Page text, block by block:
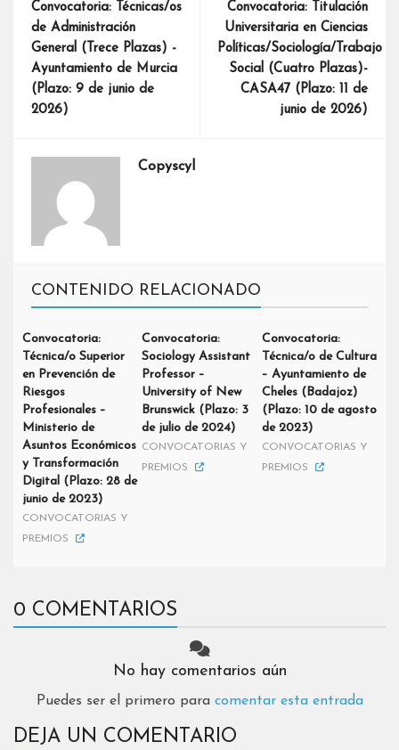
Convocatoria: Técnicas/os
de Administración
General (Trece Plazas) -
Ayuntamiento de Murcia
(Plazo: 9 de junio de
2026)
Convocatoria: Titulación
Universitaria en Ciencias
Políticas/Sociología/Trabajo
Social (Cuatro Plazas)-
CASA47 (Plazo: 11 de
junio de 2026)
Copyscyl
CONTENIDO RELACIONADO
Convocatoria:
Técnica/o Superior
en Prevención de
Riesgos
Profesionales –
Ministerio de
Asuntos Económicos
y Transformación
Digital (Plazo: 28 de
junio de 2023)
CONVOCATORIAS Y
PREMIOS
Convocatoria:
Sociology Assistant
Professor –
University of New
Brunswick (Plazo: 3
de julio de 2024)
CONVOCATORIAS Y
PREMIOS
Convocatoria:
Técnica/o de Cultura
– Ayuntamiento de
Cheles (Badajoz)
(Plazo: 10 de agosto
de 2023)
CONVOCATORIAS Y
PREMIOS
0 COMENTARIOS
No hay comentarios aún
Puedes ser el primero para comentar esta entrada
DEJA UN COMENTARIO